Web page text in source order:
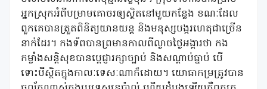
អ្នកស្រុកអំពីបម្រាមគោចរឲ្យស្ថិតនៅមួយកន្លែង ខណៈដែល
ពួកគេបានត្រួតពិនិត្យយានយន្ត និងមនុស្សបង្ករហេតុជាច្រើន
នាក់ដែរ។ កងទ័ពបានព្រមានកាលពីល្ងាចថ្ងៃអង្គារថា កង
កម្លាំងសន្តិសុខបានប្តេជ្ញារក្សាច្បាប់ និងសណ្តាប់ធ្នាប់ បើ
ទោះបីស្ថិតក្នុងកាលៈទេសៈណាក៏ដោយ។ យោធាកម្រត្រូវបាន